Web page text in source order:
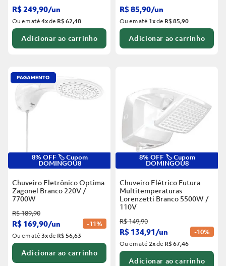
R$249,90/un
Ou em até4xde R$ 62,48
Adicionar ao carrinho
R$85,90/un
Ou em até 1xde R$ 85,90
Adicionar ao carrinho
8% OFF 🏷️ Cupom
DOMINGOU8
Chuveiro Eletrônico Optima
Zagonel Branco 220V /
7700W
R$189,90
R$ 169,90/un -11%
Ou em até3xde R$ 56,63
Adicionar ao carrinho
8% OFF 🏷️ Cupom
DOMINGOU8
Chuveiro Elétrico Futura
Multitemperaturas
Lorenzetti Branco 5500W /
110V
R$149,90
R$ 134,91/un -10%
Ou em até2xde R$ 67,46
Adicionar ao carrinho